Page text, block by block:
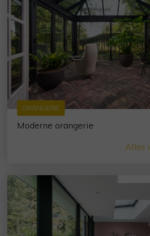
ORANGERIE
Moderne orangerie
Alles